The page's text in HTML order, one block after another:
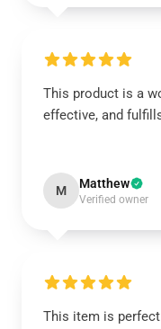
This product is a
effective, and
M Matthew
Verified owner
This item is